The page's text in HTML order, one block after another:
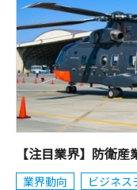
【注目業界】防衛
業界動向 ビジネス